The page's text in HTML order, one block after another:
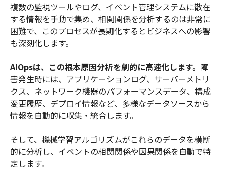
複数の監視ツールやログ、イベント管理システムに散在
する情報を手動で集め、相関関係を分析するのは非常に
困難で、このプロセスが長期化するとビジネスへの影響
も深刻化します。
AIOpsは、この根本原因分析を劇的に高速化します。 障
害発生時には、アプリケーションログ、サーバーメトリ
クス、ネットワーク機器のパフォーマンスデータ、構成
変更履歴、デプロイ情報など、多様なデータソースから
情報を自動的に収集・統合します。
そして、機械学習アルゴリズムがこれらのデータを横断
的に分析し、イベントの相関関係や因果関係を自動で特
定します。